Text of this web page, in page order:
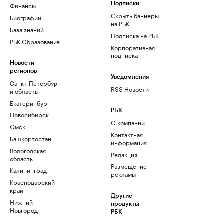
Финансы
Биографии
База знаний
РБК Образование
Новости
регионов
Санкт-Петербург
и область
Екатеринбург
Новосибирск
Омск
Башкортостан
Вологодская
область
Калининград
Краснодарский
край
Нижний
Новгород
Подписки
Скрыть баннеры
на РБК
Подписка на РБК
Корпоративная
подписка
Уведомления
RSS Новости
РБК
О компании
Контактная
информация
Редакция
Размещение
рекламы
Другие
продукты
РБК